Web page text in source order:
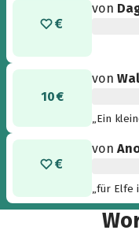
von
10 €
von
„Ein
von
„für Elfe